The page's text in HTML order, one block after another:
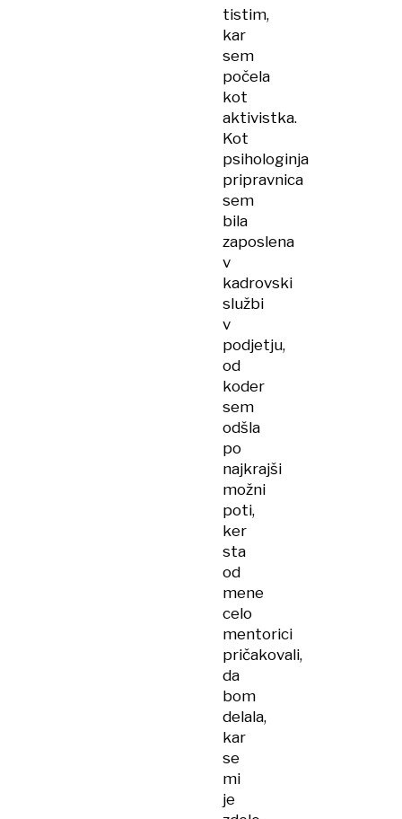
tistim,
kar
sem
počela
kot
aktivistka.
Kot
psihologinja
pripravnica
sem
bila
zaposlena
v
kadrovski
službi
v
podjetju,
od
koder
sem
odšla
po
najkrajši
možni
poti,
ker
sta
od
mene
celo
mentorici
pričakovali,
da
bom
delala,
kar
se
mi
je